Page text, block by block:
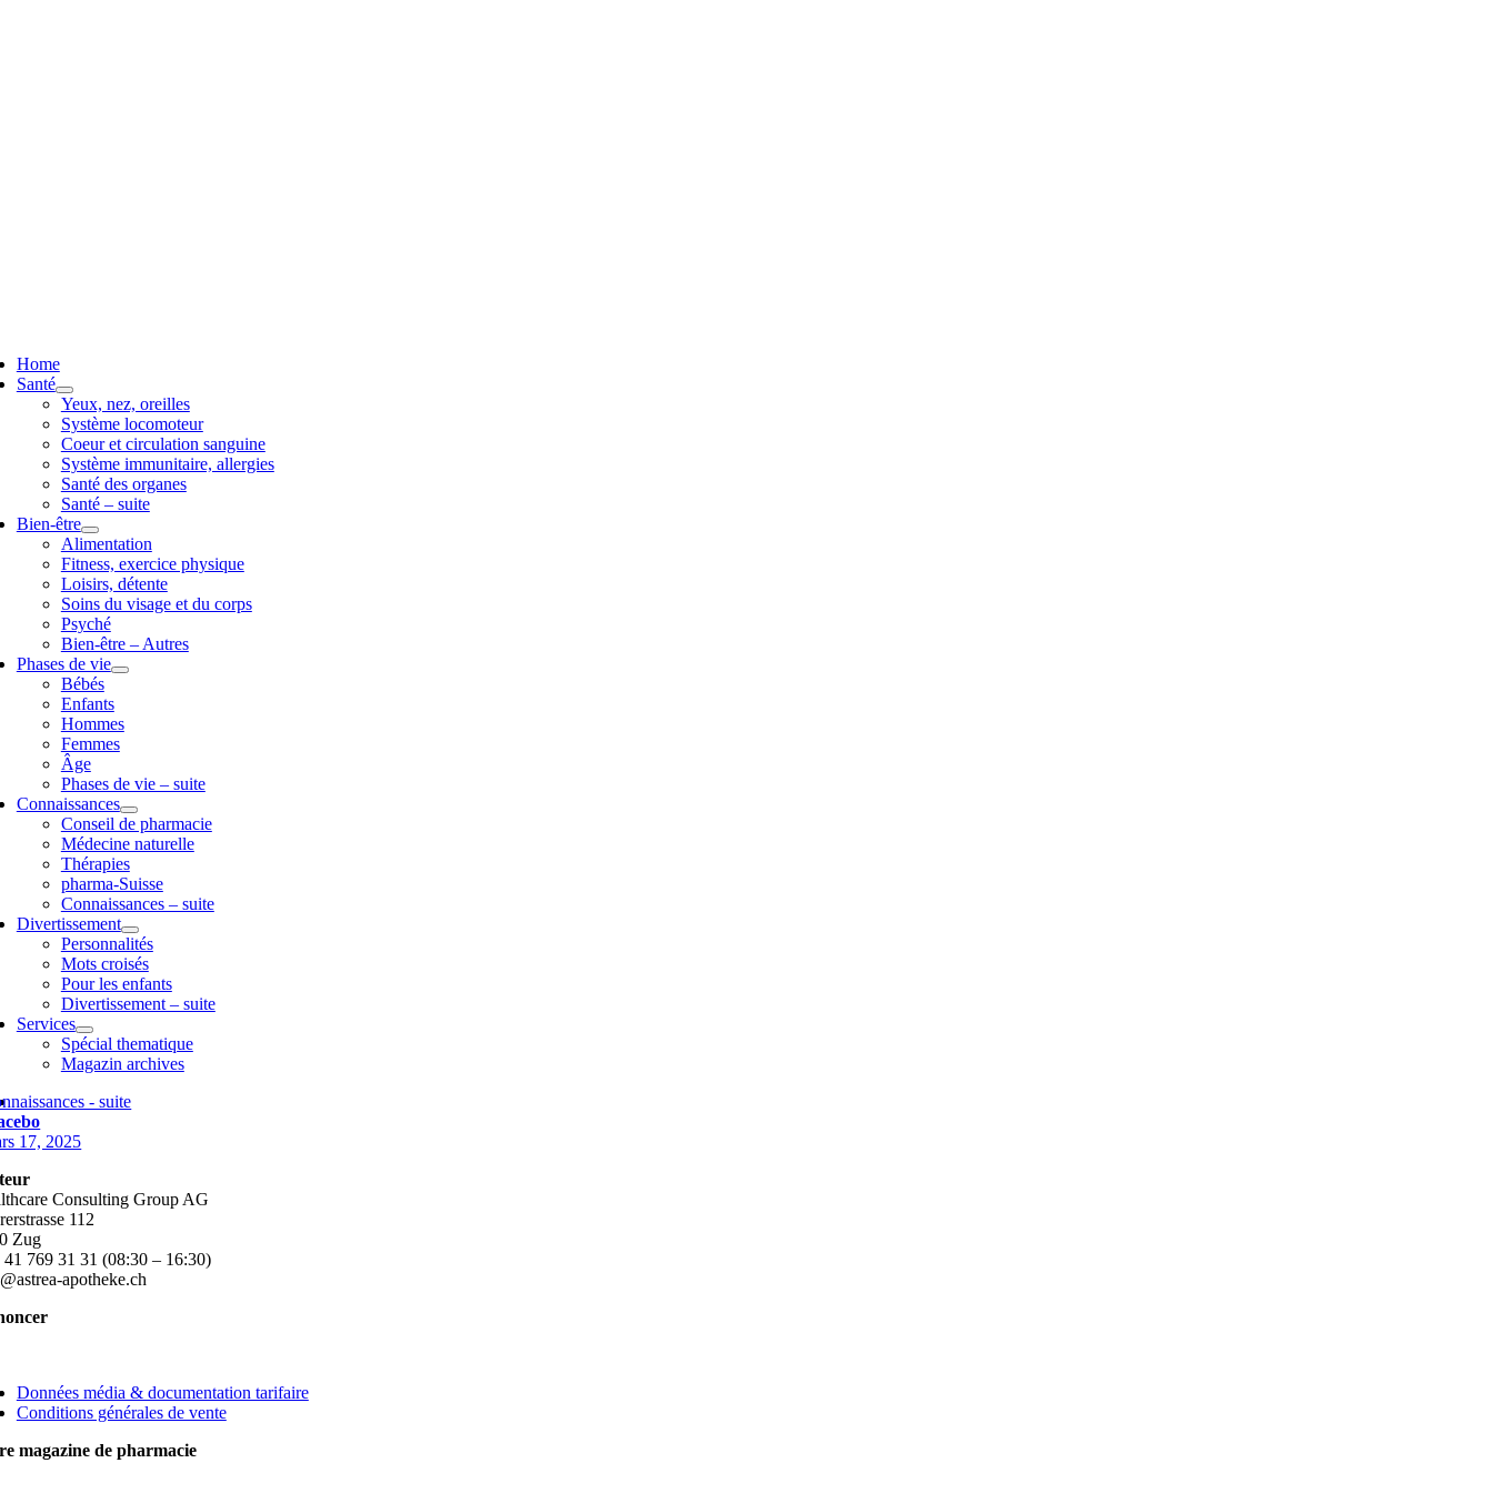
Home
Santé
Yeux, nez, oreilles
Système locomoteur
Coeur et circulation sanguine
Système immunitaire, allergies
Santé des organes
Santé – suite
Bien-être
Alimentation
Fitness, exercice physique
Loisirs, détente
Soins du visage et du corps
Psyché
Bien-être – Autres
Phases de vie
Bébés
Enfants
Hommes
Femmes
Âge
Phases de vie – suite
Connaissances
Conseil de pharmacie
Médecine naturelle
Thérapies
pharma-Suisse
Connaissances – suite
Divertissement
Personnalités
Mots croisés
Pour les enfants
Divertissement – suite
Services
Spécial thematique
Magazin archives
- suite
17, 2025
Consulting Group AG
112
Zug
41 769 31 31 (08:30 – 16:30)
apotheke.ch
Données média & documentation tarifaire
Conditions générales de vente
magazine de pharmacie